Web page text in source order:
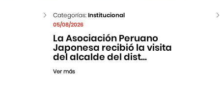
Categorías:Institucional
05/08/2026
La Asociación Peruano
Japonesa recibió la visita
del alcalde del dist...
Ver más